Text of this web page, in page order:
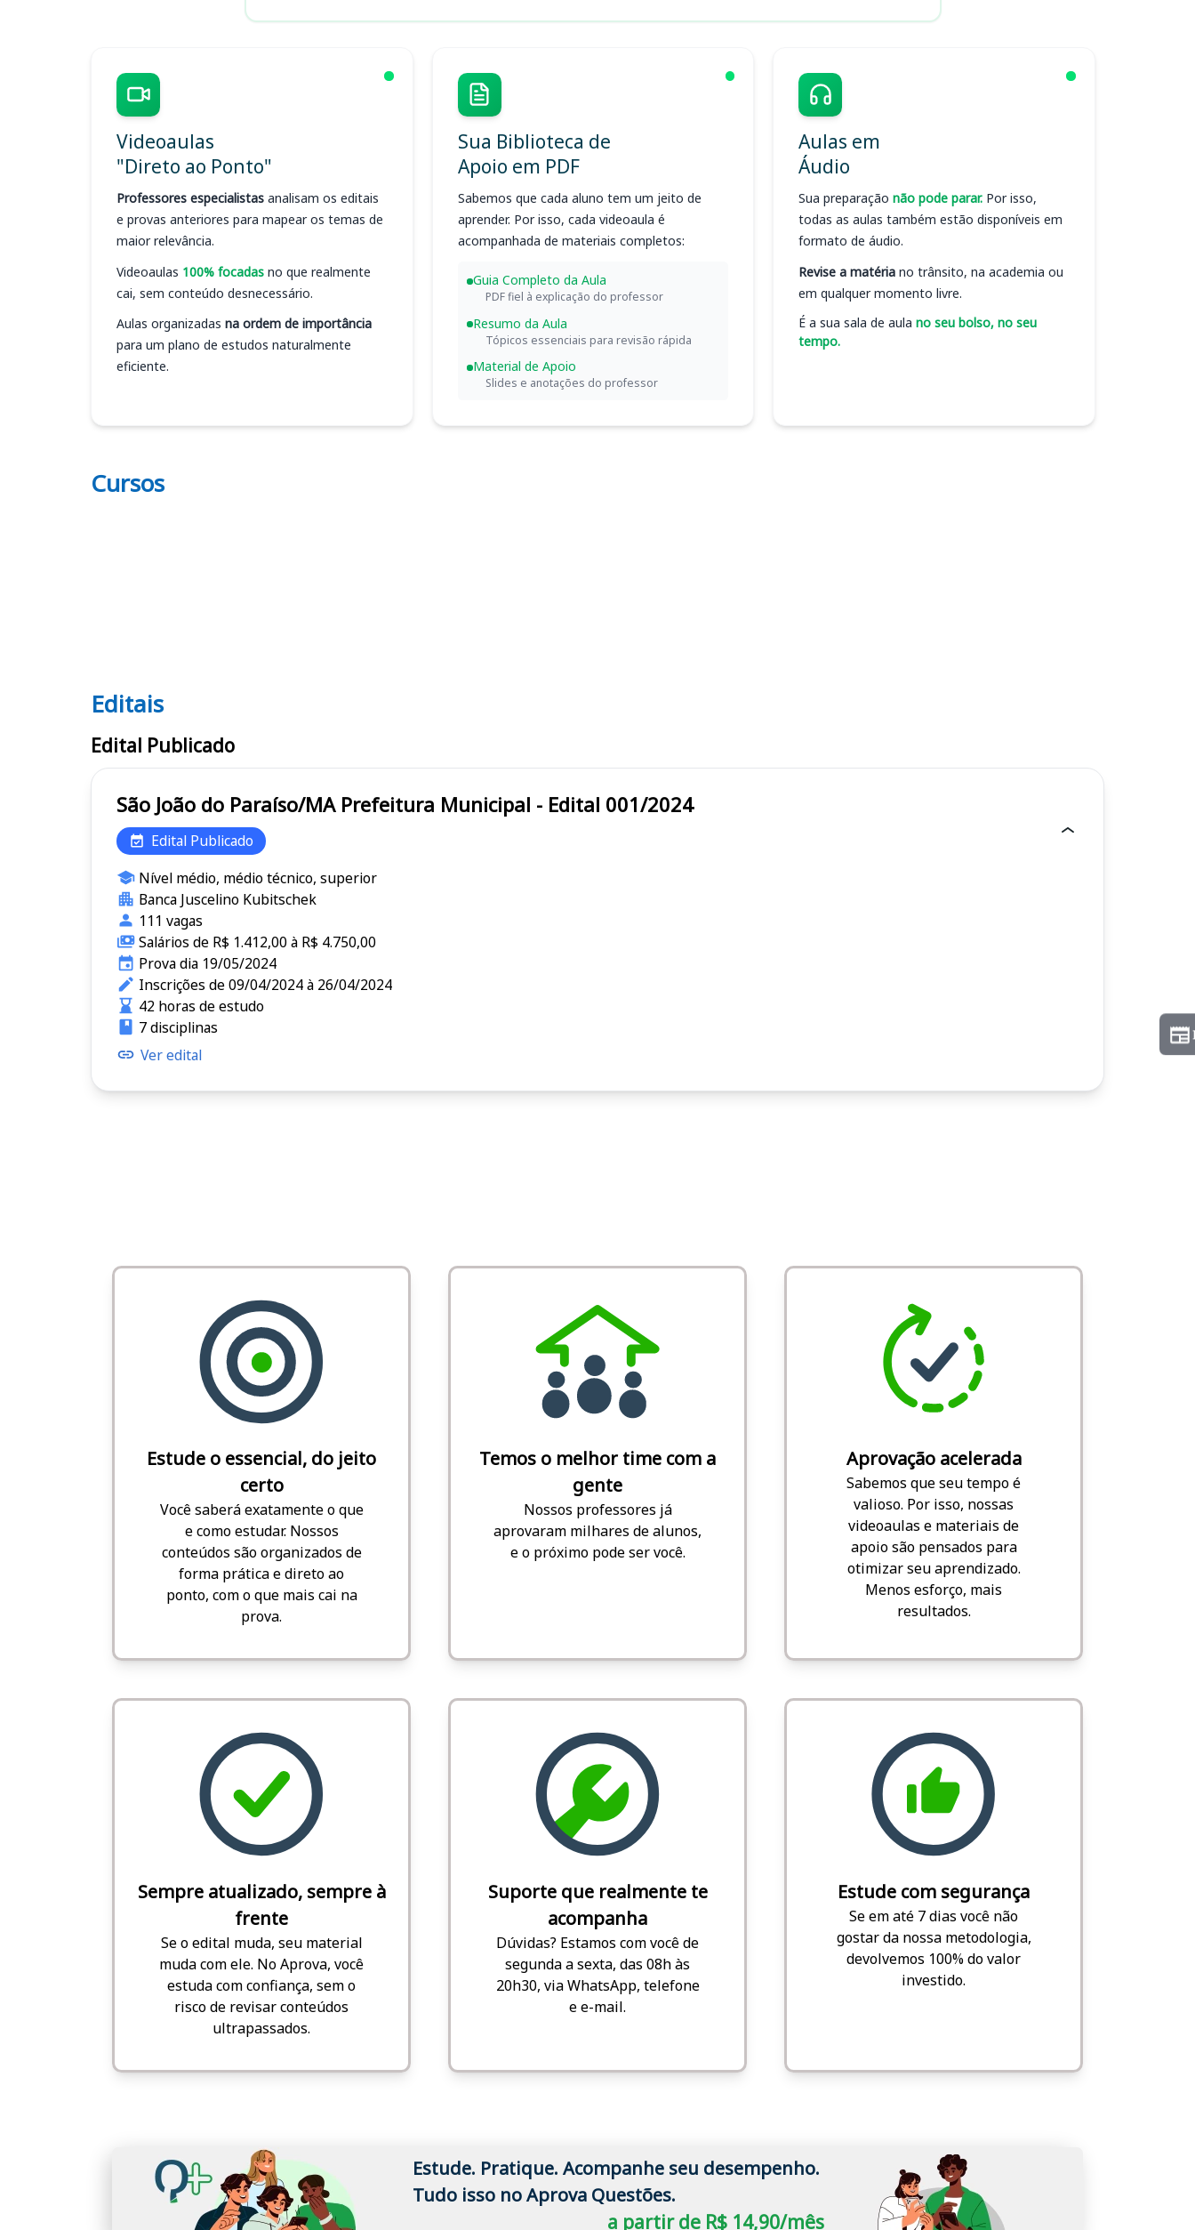
Videoaulas
"Direto ao Ponto"
Professores especialistas analisam os editais
e provas anteriores para mapear os temas de
maior relevância.
Videoaulas 100% focadas no que realmente
cai, sem conteúdo desnecessário.
Aulas organizadas na ordem de importância
para um plano de estudos naturalmente
eficiente.
Sua Biblioteca de
Apoio em PDF
Sabemos que cada aluno tem um jeito de
aprender. Por isso, cada videoaula é
acompanhada de materiais completos:
Guia Completo da Aula
PDF fiel à explicação do professor
Resumo da Aula
Tópicos essenciais para revisão rápida
Material de Apoio
Slides e anotações do professor
Aulas em
Áudio
Sua preparação não pode parar. Por isso,
todas as aulas também estão disponíveis em
formato de áudio.
Revise a matéria no trânsito, na academia ou
em qualquer momento livre.
É a sua sala de aula no seu bolso, no seu
tempo.
Cursos
Editais
Editais
Edital Publicado
São João do Paraíso/MA Prefeitura Municipal - Edital 001/2024
Edital Publicado
Nível médio, médio técnico, superior
Banca Juscelino Kubitschek
111 vagas
Salários de R$ 1.412,00 à R$ 4.750,00
Prova dia 19/05/2024
Inscrições de 09/04/2024 à 26/04/2024
42 horas de estudo
7 disciplinas
Ver edital
Estude o essencial, do jeito
certo
Você saberá exatamente o que
e como estudar. Nossos
conteúdos são organizados de
forma prática e direto ao
ponto, com o que mais cai na
prova.
Temos o melhor time com a
gente
Nossos professores já
aprovaram milhares de alunos,
e o próximo pode ser você.
Aprovação acelerada
Sabemos que seu tempo é
valioso. Por isso, nossas
videoaulas e materiais de
apoio são pensados para
otimizar seu aprendizado.
Menos esforço, mais
resultados.
Sempre atualizado, sempre à
frente
Se o edital muda, seu material
muda com ele. No Aprova, você
estuda com confiança, sem o
risco de revisar conteúdos
ultrapassados.
Suporte que realmente te
acompanha
Dúvidas? Estamos com você de
segunda a sexta, das 08h às
20h30, via WhatsApp, telefone
e e-mail.
Estude com segurança
Se em até 7 dias você não
gostar da nossa metodologia,
devolvemos 100% do valor
investido.
Estude. Pratique. Acompanhe seu desempenho.
Tudo isso no Aprova Questões.
a partir de R$ 14,90/mês